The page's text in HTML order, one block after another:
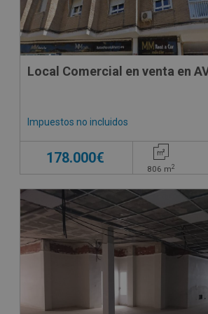
Local Comercial en venta en
Impuestos no incluidos
178.000€
806 m2